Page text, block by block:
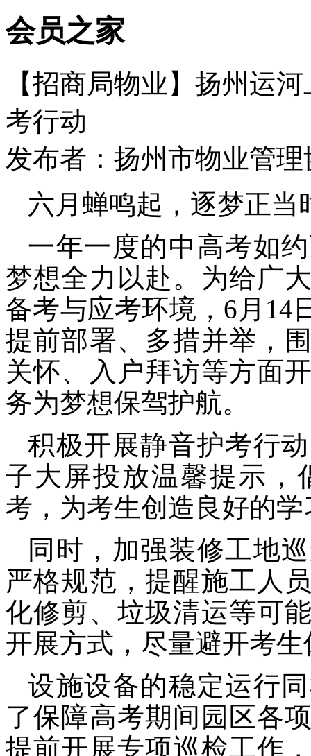
会员之家
【招商局物业】扬州运
考行动
发布者：扬州市物业管
六月蝉鸣起，逐梦正当
一年一度的中高考如
梦想全力以赴。为给广
备考与应考环境，6月14
提前部署、多措并举，
关怀、入户拜访等方面
务为梦想保驾护航。
积极开展静音护考行
子大屏投放温馨提示，
考，为考生创造良好的
同时，加强装修工地
严格规范，提醒施工人
化修剪、垃圾清运等可
开展方式，尽量避开考
设施设备的稳定运行
了保障高考期间园区各
提前开展专项巡检工作